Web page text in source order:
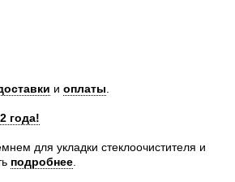
и оплаты
года!
для укладки стеклоочистителя и
подробнее